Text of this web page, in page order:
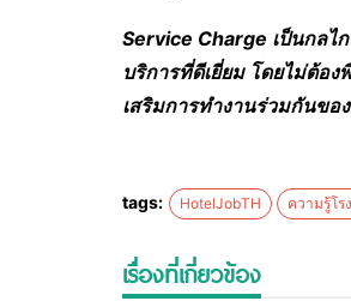
Service Charge เป็นกลไ
บริการที่ดีเยี่ยม โดยไม่ต้อ
เสริมการทำงานร่วมกันขอ
tags: HotelJobTH ความรู้โร
เรื่องที่เกี่ยวข้อง